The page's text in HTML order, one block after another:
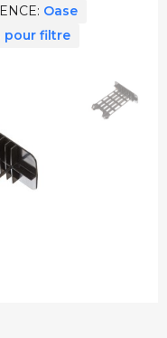
Oase
pour filtre